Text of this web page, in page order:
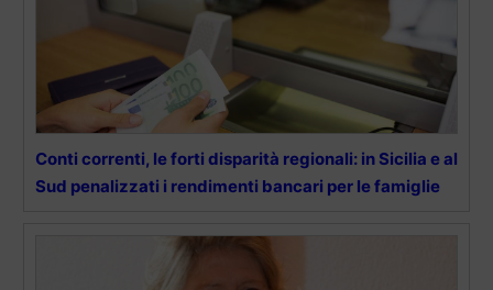
Conti correnti, le forti disparità regionali: in Sicilia e al
Sud penalizzati i rendimenti bancari per le famiglie